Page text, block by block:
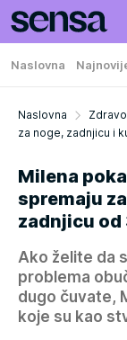
Naslovna
Naslovna
za noge, zadnjicu i
Milena
spremaju
zadnjicu
Ako želite da
problema
dugo čuvate,
koje su kao